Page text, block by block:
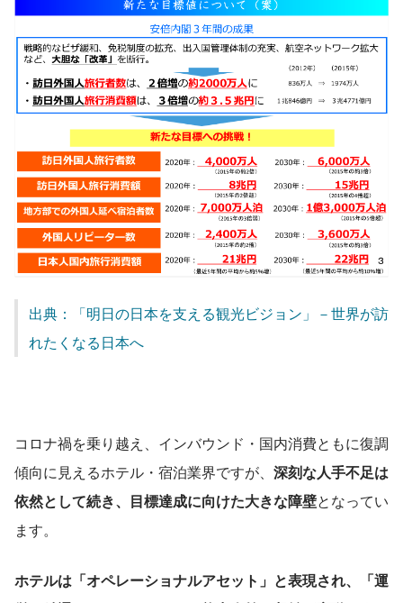
出典：「明日の日本を支える観光ビジョン」－世界が訪
れたくなる日本へ
コロナ禍を乗り越え、インバウンド・国内消費ともに復調
傾向に見えるホテル・宿泊業界ですが、 深刻な人手不足は
依然として続き、目標達成に向けた大きな障壁となってい
ます。
ホテルは「オペレーショナルアセット」と表現され、「運